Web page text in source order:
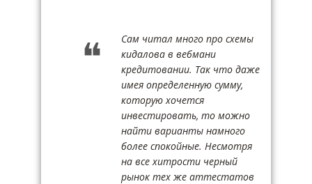
Сам читал много про схемы
кидалова в вебмани
кредитовании. Так что даже
имея определенную сумму,
которую хочется
инвестировать, то можно
найти варианты намного
более спокойные. Несмотря
на все хитрости черный
рынок тех же аттестатов